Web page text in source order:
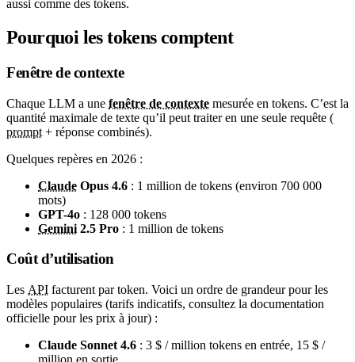
aussi comme des tokens.
Pourquoi les tokens comptent
Fenêtre de contexte
Chaque LLM a une fenêtre de contexte mesurée en tokens. C’est la
quantité maximale de texte qu’il peut traiter en une seule requête (
prompt + réponse combinés).
Quelques repères en 2026 :
Claude Opus 4.6 : 1 million de tokens (environ 700 000
mots)
GPT-4o : 128 000 tokens
Gemini 2.5 Pro : 1 million de tokens
Coût d’utilisation
Les API facturent par token. Voici un ordre de grandeur pour les
modèles populaires (tarifs indicatifs, consultez la documentation
officielle pour les prix à jour) :
Claude Sonnet 4.6 : 3 $ / million tokens en entrée, 15 $ /
million en sortie